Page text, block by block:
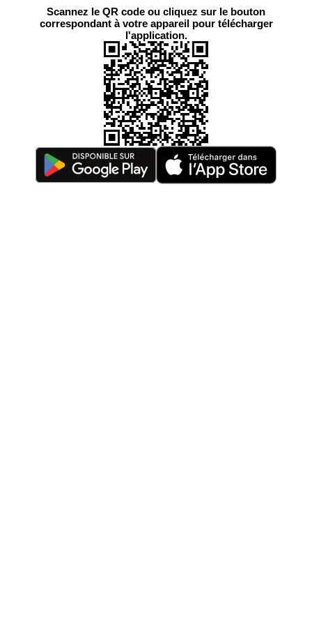
Scannez le QR code ou cliquez sur le bouton
correspondant à votre appareil pour télécharger
l'application.